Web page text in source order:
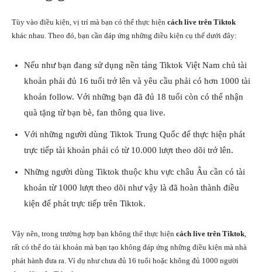
Tùy vào điều kiện, vị trí mà bạn có thể thực hiện cách live trên Tiktok
khác nhau. Theo đó, bạn cần đáp ứng những điều kiện cụ thể dưới đây:
Nếu như bạn đang sử dụng nền tảng Tiktok Việt Nam chủ tài
khoản phải đủ 16 tuổi trở lên và yêu cầu phải có hơn 1000 tài
khoản follow. Với những bạn đã đủ 18 tuổi còn có thể nhận
quà tặng từ bạn bè, fan thông qua live.
Với những người dùng Tiktok Trung Quốc để thực hiện phát
trực tiếp tài khoản phải có từ 10.000 lượt theo dõi trở lên.
Những người dùng Tiktok thuộc khu vực châu Âu cần có tài
khoản từ 1000 lượt theo dõi như vậy là đã hoàn thành điều
kiện để phát trực tiếp trên Tiktok.
Vậy nên, trong trường hợp bạn không thể thực hiện cách live trên Tiktok
rất có thể do tài khoản mà bạn tạo không đáp ứng những điều kiện mà nhà
phát hành đưa ra. Ví dụ như chưa đủ 16 tuổi hoặc không đủ 1000 người